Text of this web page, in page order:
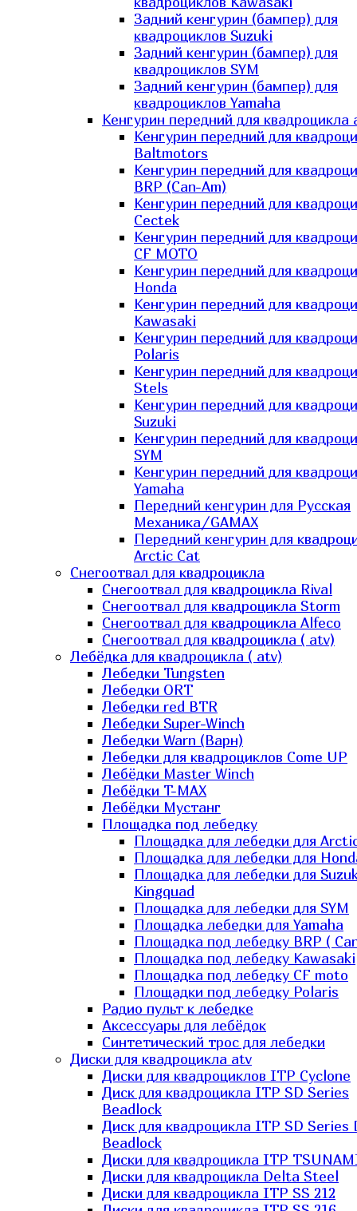
Задний кенгурин (бампер) для
квадроциклов Suzuki
Задний кенгурин (бампер) для
квадроциклов SYM
Задний кенгурин (бампер) для
квадроциклов Yamaha
Кенгурин передний для квадроцикла
Кенгурин передний для
Baltmotors
Кенгурин передний для
BRP (Can-Am)
Кенгурин передний для
Cectek
Кенгурин передний для
CF MOTO
Кенгурин передний для
Honda
Кенгурин передний для
Kawasaki
Кенгурин передний для
Polaris
Кенгурин передний для
Stels
Кенгурин передний для
Suzuki
Кенгурин передний для
SYM
Кенгурин передний для
Yamaha
Передний кенгурин для Русская
Механика/GAMAX
Передний кенгурин для
Arctic Cat
Снегоотвал для квадроцикла
Снегоотвал для квадроцикла Rival
Снегоотвал для квадроцикла Storm
Снегоотвал для квадроцикла Alfeco
Снегоотвал для квадроцикла ( atv)
Лебёдка для квадроцикла ( atv)
Лебедки Tungsten
Лебедки ORT
Лебедки red BTR
Лебедки Super-Winch
Лебедки Warn (Варн)
Лебедки для квадроциклов Come UP
Лебёдки Master Winch
Лебёдки T-MAX
Лебёдки Мустанг
Площадка под лебедку
Площадка для лебедки для
Площадка для лебедки для
Площадка для лебедки для
Kingquad
Площадка для лебедки для SYM
Площадка лебедки для Yamaha
Площадка под лебедку BRP (
Площадка под лебедку Kawasaki
Площадка под лебедку СF moto
Площадки под лебедку Polaris
Радио пульт к лебедке
Аксессуары для лебёдок
Синтетический трос для лебедки
Диски для квадроцикла atv
Диски для квадроциклов ITP Cyclone
Диск для квадроцикла ITP SD Series
Beadlock
Диск для квадроцикла ITP SD Series
Beadlock
Диски для квадроцикла ITP
Диски для квадроцикла Delta Steel
Диски для квадроцикла ITP SS 212